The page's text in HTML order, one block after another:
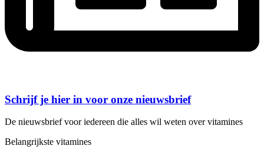
Schrijf je hier in voor onze nieuwsbrief
De nieuwsbrief voor iedereen die alles wil weten over vitamines
Belangrijkste vitamines